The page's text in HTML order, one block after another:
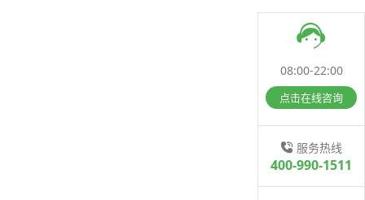
08:00-22:00
点击在线咨询
服务热线
400-990-1511